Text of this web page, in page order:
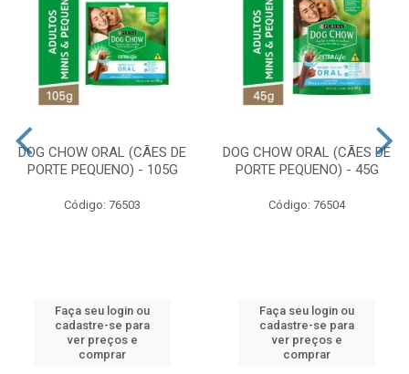
DOG CHOW ORAL (CÃES DE
PORTE PEQUENO) - 105G
Código: 76503
Faça seu login ou
cadastre-se para
ver preços e
comprar
DOG CHOW ORAL (CÃES DE
PORTE PEQUENO) - 45G
Código: 76504
Faça seu login ou
cadastre-se para
ver preços e
comprar